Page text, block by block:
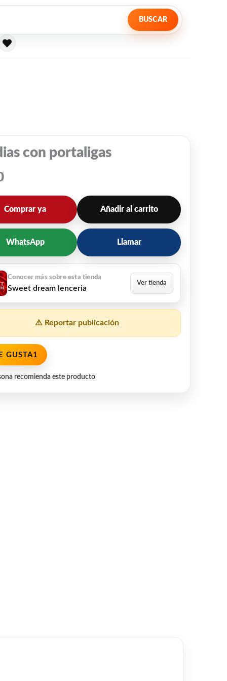
BUSCAR
con portaligas
Comprar ya Añadir al carrito
WhatsApp Llamar
Sweet dream lenceria
⚠️ Reportar publicación
GUSTA1
recomienda este producto